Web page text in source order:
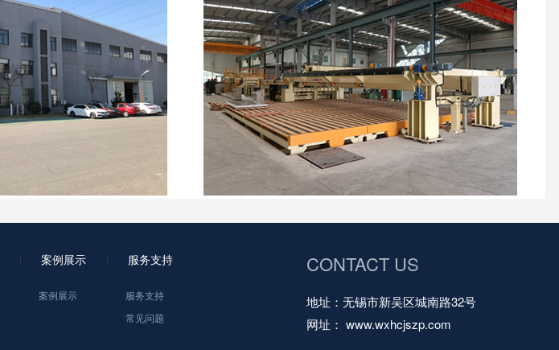
案例展示
案例展示
服务支持
服务支持
常见问题
CONTACT US
地址：无锡市新吴区城南路32号
网址： www.wxhcjszp.com